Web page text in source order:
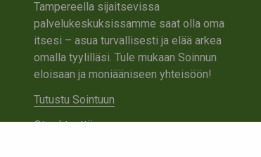
Tampereella sijaitsevissa
palvelukeskuksissamme saat olla oma
itsesi – asua turvallisesti ja elää arkea
omalla tyylilläsi. Tule mukaan Soinnun
eloisaan ja moniääniseen yhteisöön!
Tutustu Sointuun
Ota yhteyttä